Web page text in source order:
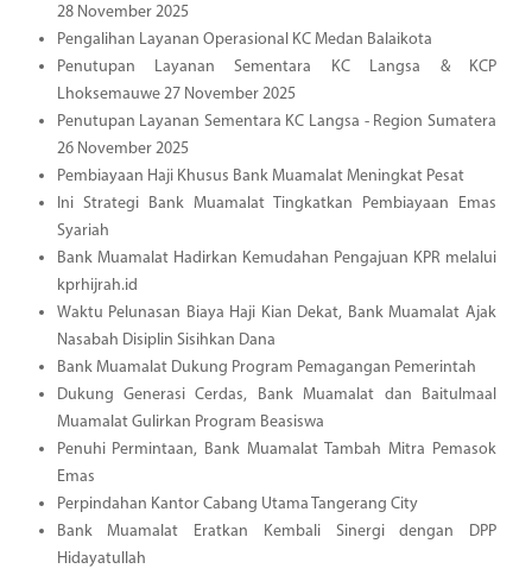
28 November 2025
Pengalihan Layanan Operasional KC Medan Balaikota
Penutupan Layanan Sementara KC Langsa & KCP
Lhoksemauwe 27 November 2025
Penutupan Layanan Sementara KC Langsa - Region Sumatera
26 November 2025
Pembiayaan Haji Khusus Bank Muamalat Meningkat Pesat
Ini Strategi Bank Muamalat Tingkatkan Pembiayaan Emas
Syariah
Bank Muamalat Hadirkan Kemudahan Pengajuan KPR melalui
kprhijrah.id
Waktu Pelunasan Biaya Haji Kian Dekat, Bank Muamalat Ajak
Nasabah Disiplin Sisihkan Dana
Bank Muamalat Dukung Program Pemagangan Pemerintah
Dukung Generasi Cerdas, Bank Muamalat dan Baitulmaal
Muamalat Gulirkan Program Beasiswa
Penuhi Permintaan, Bank Muamalat Tambah Mitra Pemasok
Emas
Perpindahan Kantor Cabang Utama Tangerang City
Bank Muamalat Eratkan Kembali Sinergi dengan DPP
Hidayatullah